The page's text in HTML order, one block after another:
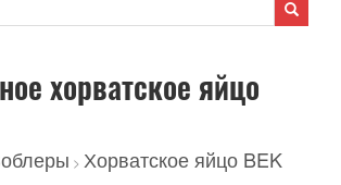
хорватское яйцо
> Хорватское яйцо BEK